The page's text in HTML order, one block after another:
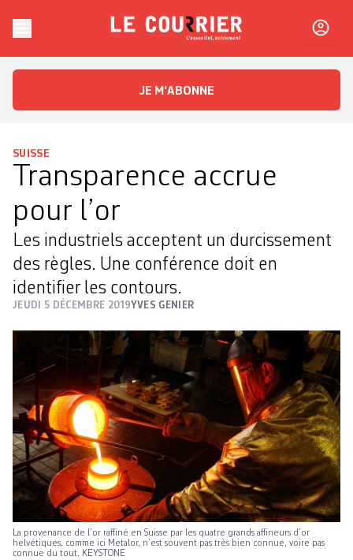
Le CourrierL'essentiel, autrement
JE M'ABONNE
SUISSE
Transparence accrue
pour l’or
Les industriels acceptent un durcissement
des règles. Une conférence doit en
identifier les contours.
JEUDI 5 DÉCEMBRE 2019YVES GENIER
La provenance de l’or raffiné en Suisse par les quatre grands ­affineurs d’or
helvétiques, comme ici ­Metalor, n’est souvent pas très bien connue, voire pas
connue du tout. KEYSTONE